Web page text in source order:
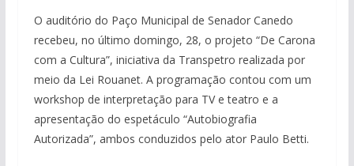
O auditório do Paço Municipal de Senador Canedo
recebeu, no último domingo, 28, o projeto “De Carona
com a Cultura”, iniciativa da Transpetro realizada por
meio da Lei Rouanet. A programação contou com um
workshop de interpretação para TV e teatro e a
apresentação do espetáculo “Autobiografia
Autorizada”, ambos conduzidos pelo ator Paulo Betti.